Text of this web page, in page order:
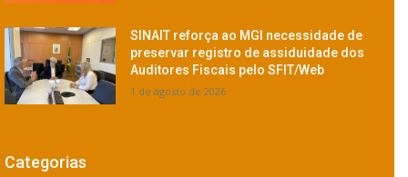
SINAIT reforça ao MGI necessidade de
preservar registro de assiduidade dos
Auditores Fiscais pelo SFIT/Web
1 de agosto de 2026
Categorias